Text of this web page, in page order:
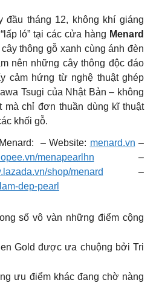
đầu tháng 12, không khí giáng
ló” tại các cửa hàng Menard
thông gỗ xanh cùng ánh đèn
nên những cây thông độc đáo
cảm hứng từ nghệ thuật ghép
Tsugi của Nhật Bản – không
mà chỉ đơn thuần dùng kĩ thuật
khối gỗ.
– Website: menard.vn –
menapearlhn –
shop/menard –
dep-pearl
số vô vàn những điểm cộng
Gold được ưa chuộng bởi Tri
ưu điểm khác đang chờ nàng